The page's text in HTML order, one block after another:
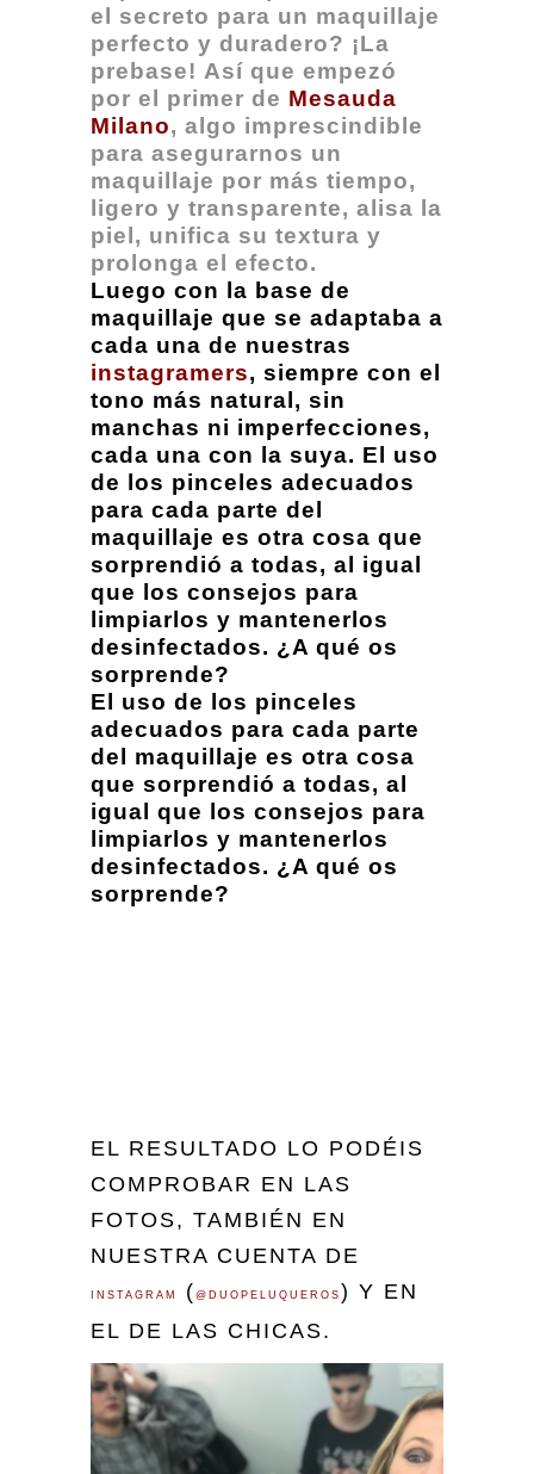
el secreto para un maquillaje
perfecto y duradero? ¡La
prebase! Así que empezó
por el primer de Mesauda
Milano, algo imprescindible
para asegurarnos un
maquillaje por más tiempo,
ligero y transparente, alisa la
piel, unifica su textura y
prolonga el efecto.
Luego con la base de
maquillaje que se adaptaba a
cada una de nuestras
instagramers, siempre con el
tono más natural, sin
manchas ni imperfecciones,
cada una con la suya. El uso
de los pinceles adecuados
para cada parte del
maquillaje es otra cosa que
sorprendió a todas, al igual
que los consejos para
limpiarlos y mantenerlos
desinfectados. ¿A qué os
sorprende?
El uso de los pinceles
adecuados para cada parte
del maquillaje es otra cosa
que sorprendió a todas, al
igual que los consejos para
limpiarlos y mantenerlos
desinfectados. ¿A qué os
sorprende?
EL RESULTADO LO PODÉIS
COMPROBAR EN LAS
FOTOS, TAMBIÉN EN
NUESTRA CUENTA DE
INSTAGRAM ( @DUOPELUQUEROS ) Y EN
EL DE LAS CHICAS.